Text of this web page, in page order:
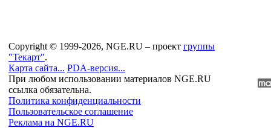
Copyright © 1999-2026, NGE.RU – проект группы
"Текарт".
Карта сайта... PDA-версия...
При любом использовании материалов NGE.RU
ссылка обязательна.
Политика конфиденциальности
Пользовательское соглашение
Реклама на NGE.RU